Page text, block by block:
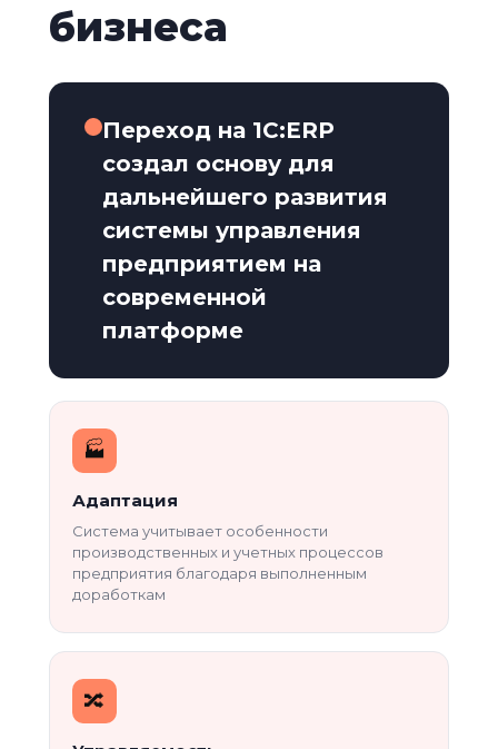
бизнеса
Переход на 1С:ERP
создал основу для
дальнейшего развития
системы управления
предприятием на
современной
платформе
🏭️️
Адаптация
Система учитывает особенности
производственных и учетных процессов
предприятия благодаря выполненным
доработкам
🔀